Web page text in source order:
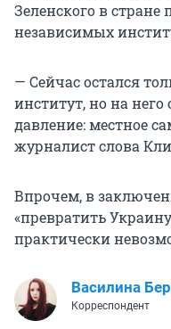
Зеленского в стране
независимых
— Сейчас остался
институт, но на
давление: местное
журналист слова
Впрочем, в
«превратить
практически
Василина
Корреспондент